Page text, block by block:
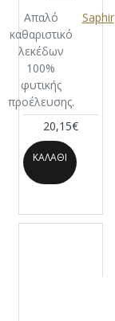
Απαλό
καθαριστικό
λεκέδων
100%
φυτικής
προέλευσης.
Saphir
20,15€
ΚΑΛΆΘΙ